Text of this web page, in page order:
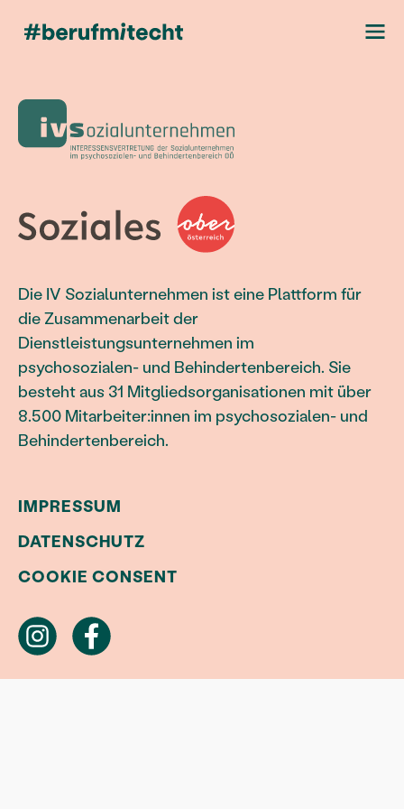
IMPRESSUM
DATENSCHUTZ
COOKIE CONSENT
Die IV Sozialunternehmen ist eine Plattform für
die Zusammenarbeit der
Dienstleistungsunternehmen im
psychosozialen- und Behindertenbereich. Sie
besteht aus 31 Mitgliedsorganisationen mit über
8.500 Mitarbeiter:innen im psychosozialen- und
Behindertenbereich.